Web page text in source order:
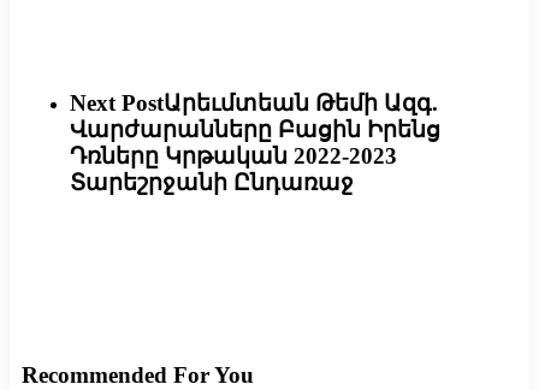
Next PostԱրեւմտեան Թեմի Ազգ.
Վարժարանները Բացին Իրենց
Դռները Կրթական 2022-2023
Տարեշրջանի Ընդառաջ
Recommended For You